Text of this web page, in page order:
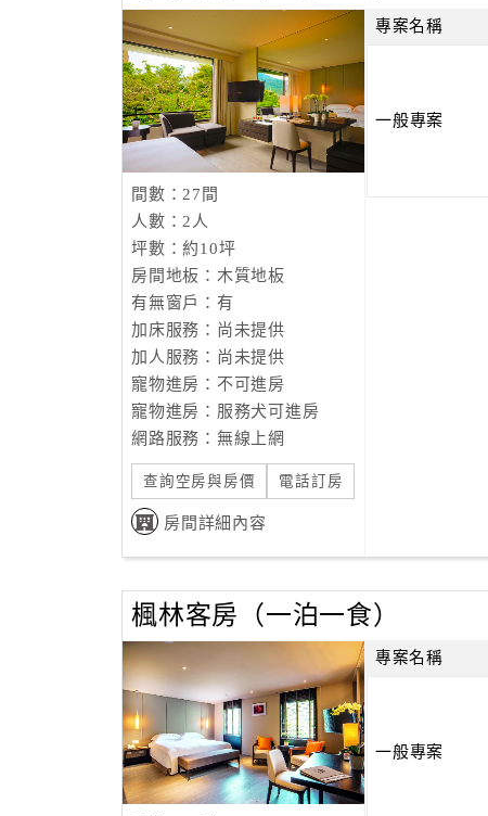
間數：27間
人數：2人
坪數：約10坪
房間地板：木質地板
有無窗戶：有
加床服務：尚未提供
加人服務：尚未提供
寵物進房：不可進房
寵物進房：服務犬可進房
網路服務：無線上網
查詢空房與房價 電話訂房
房間詳細內容
專案名稱
一般專案
楓林客房（一泊一食）
專案名稱
一般專案